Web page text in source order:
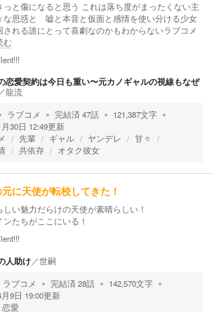
っと傷になると思う これは落ち度がまったくない主
な思惑と 嘘と本音と仮面と感情を使い分ける少女
される誰にとって喜劇なのかもわからないラブコメ
む
恋愛契約は今日も重い〜元カノギャルの視線もなぜ
／龍流
ラブコメ 完結済47話 121,387文字
30日 12:49更新
先輩 ギャル ヤンデレ
甘々
共依存 オタク彼女
に天使が転校してきた！
い魅力だらけの天使が素晴らしい！
たちがここにいる！
人助け／世嗣
ラブコメ 完結済28話 142,570文字
9日 19:00更新
恋愛